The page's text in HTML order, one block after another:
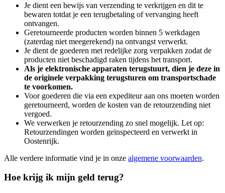
Je dient een bewijs van verzending te verkrijgen en dit te
bewaren totdat je een terugbetaling of vervanging heeft
ontvangen.
Geretourneerde producten worden binnen 5 werkdagen
(zaterdag niet meegerekend) na ontvangst verwerkt.
Je dient de goederen met redelijke zorg verpakken zodat de
producten niet beschadigd raken tijdens het transport.
Als je elektronische apparaten terugstuurt, dien je deze in
de originele verpakking terugsturen om transportschade
te voorkomen.
Voor goederen die via een expediteur aan ons moeten worden
geretourneerd, worden de kosten van de retourzending niet
vergoed.
We verwerken je retourzending zo snel mogelijk. Let op:
Retourzendingen worden geïnspecteerd en verwerkt in
Oostenrijk.
Alle verdere informatie vind je in onze algemene voorwaarden.
Hoe krijg ik mijn geld terug?